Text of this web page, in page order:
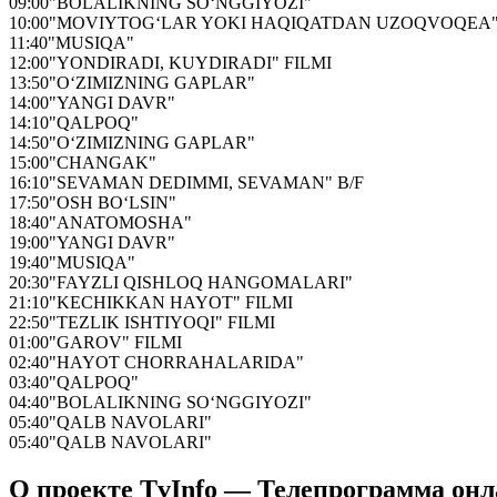
10:00"MOVIYTOG‘LAR YOKI HAQIQATDAN UZOQVOQEA"
11:40"MUSIQA"
12:00"YONDIRADI, KUYDIRADI" FILMI
13:50"O‘ZIMIZNING GAPLAR"
14:00"YANGI DAVR"
14:10"QALPOQ"
14:50"O‘ZIMIZNING GAPLAR"
15:00"CHANGAK"
16:10"SEVAMAN DEDIMMI, SEVAMAN" B/F
17:50"OSH BO‘LSIN"
18:40"ANATOMOSHA"
19:00"YANGI DAVR"
19:40"MUSIQA"
20:30"FAYZLI QISHLOQ HANGOMALARI"
21:10"KECHIKKAN HAYOT" FILMI
22:50"TEZLIK ISHTIYOQI" FILMI
01:00"GAROV" FILMI
02:40"HAYOT CHORRAHALARIDA"
03:40"QALPOQ"
04:40"BOLALIKNING SO‘NGGIYOZI"
05:40"QALB NAVOLARI"
05:40"QALB NAVOLARI"
О проекте TvInfo — Телепрограмма